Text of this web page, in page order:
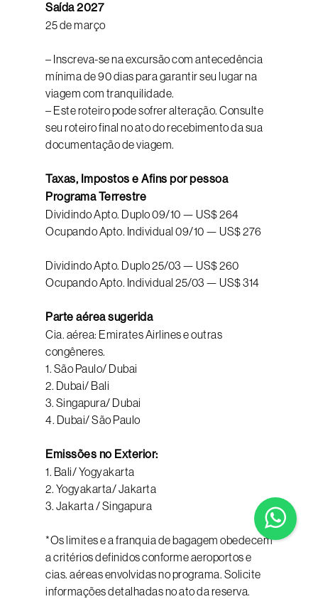
Saída 2027
25 de março
– Inscreva-se na excursão com antecedência
mínima de 90 dias para garantir seu lugar na
viagem com tranquilidade.
– Este roteiro pode sofrer alteração. Consulte
seu roteiro final no ato do recebimento da sua
documentação de viagem.
Taxas, Impostos e Afins por pessoa
Programa Terrestre
Dividindo Apto. Duplo 09/10 — US$ 264
Ocupando Apto. Individual 09/10 — US$ 276
Dividindo Apto. Duplo 25/03 — US$ 260
Ocupando Apto. Individual 25/03 — US$ 314
Parte aérea sugerida
Cia. aérea: Emirates Airlines e outras
congêneres.
1. São Paulo/ Dubai
2. Dubai/ Bali
3. Singapura/ Dubai
4. Dubai/ São Paulo
Emissões no Exterior:
1. Bali/ Yogyakarta
2. Yogyakarta/ Jakarta
3. Jakarta / Singapura
*Os limites e a franquia de bagagem obedecem
a critérios definidos conforme aeroportos e
cias. aéreas envolvidas no programa. Solicite
informações detalhadas no ato da reserva.